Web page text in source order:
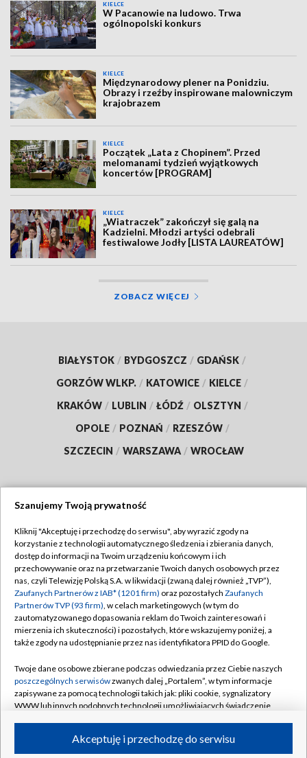
KIELCE
W Pacanowie na ludowo. Trwa
ogólnopolski konkurs
KIELCE
Międzynarodowy plener na Ponidziu.
Obrazy i rzeźby inspirowane malowniczym
krajobrazem
KIELCE
Początek „Lata z Chopinem”. Przed
melomanami tydzień wyjątkowych
koncertów [PROGRAM]
KIELCE
„Wiatraczek” zakończył się galą na
Kadzielni. Młodzi artyści odebrali
festiwalowe Jodły [LISTA LAUREATÓW]
ZOBACZ WIĘCEJ
BIAŁYSTOK / BYDGOSZCZ / GDAŃSK /
GORZÓW WLKP. / KATOWICE / KIELCE /
KRAKÓW / LUBLIN / ŁÓDŹ / OLSZTYN /
OPOLE / POZNAŃ / RZESZÓW /
SZCZECIN / WARSZAWA / WROCŁAW
TVP
Abonament TVP
Emisja w TVP
Centrum informacji TVP
Naziemna Telewizja Cyfrowa
Rada Programowa
System NOS
Informacje o nadawcy
Program dla prasy
Regulamin TVP
Polityka prywatności
Moje zgody
Pomoc
Kontakt
Kanały
Szanujemy Twoją prywatność
Kliknij "Akceptuję i przechodzę do serwisu", aby wyrazić zgody na
korzystanie z technologii automatycznego śledzenia i zbierania danych,
dostęp do informacji na Twoim urządzeniu końcowym i ich
przechowywanie oraz na przetwarzanie Twoich danych osobowych przez
nas, czyli Telewizję Polską S.A. w likwidacji (zwaną dalej również „TVP”),
Zaufanych Partnerów z IAB* (1201 firm) oraz pozostałych Zaufanych
Partnerów TVP (93 firm), w celach marketingowych (w tym do
zautomatyzowanego dopasowania reklam do Twoich zainteresowań i
mierzenia ich skuteczności) i pozostałych, które wskazujemy poniżej, a
także zgody na udostępnianie przez nas identyfikatora PPID do Google.
Twoje dane osobowe zbierane podczas odwiedzania przez Ciebie naszych
poszczególnych serwisówzwanych dalej „Portalem”, w tym informacje
zapisywane za pomocą technologii takich jak: pliki cookie, sygnalizatory
WWW lub innych podobnych technologii umożliwiających świadczenie
ruchu w Internecie.Akceptuję i przechodzę do serwisu